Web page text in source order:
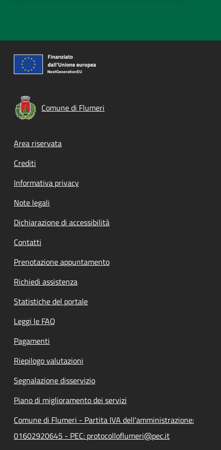
Comune di Flumeri
Footer menu
Area riservata
Crediti
Informativa privacy
Note legali
Dichiarazione di accessibilità
Contatti
Prenotazione appuntamento
Richiedi assistenza
Statistiche del portale
Leggi le FAQ
Pagamenti
Riepilogo valutazioni
Segnalazione disservizio
Piano di miglioramento dei servizi
Comune di Flumeri - Partita IVA dell'amministrazione:
01602920645 - PEC: protocolloflumeri@pec.it